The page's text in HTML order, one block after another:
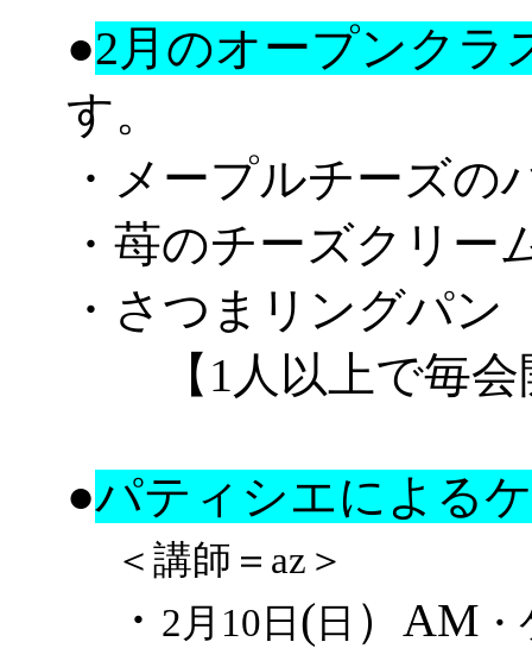
●2月のオープンクラ
す。
・メープルチーズの
・苺のチーズクリー
・さつまリングパン
【1人以上で毎
●パティシエによる
＜講師＝az＞
・ 2月10日 ( 日 ） AM